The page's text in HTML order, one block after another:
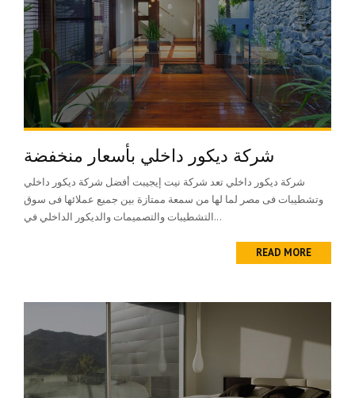
شركة ديكور داخلي بأسعار منخفضة
شركة ديكور داخلي تعد شركة نيت إيجيبت أفضل شركة ديكور داخلي
وتشطيبات فى مصر لما لها من سمعة ممتازة بين جميع عملائها فى سوق
التشطيبات والتصميمات والديكور الداخلي في...
READ MORE